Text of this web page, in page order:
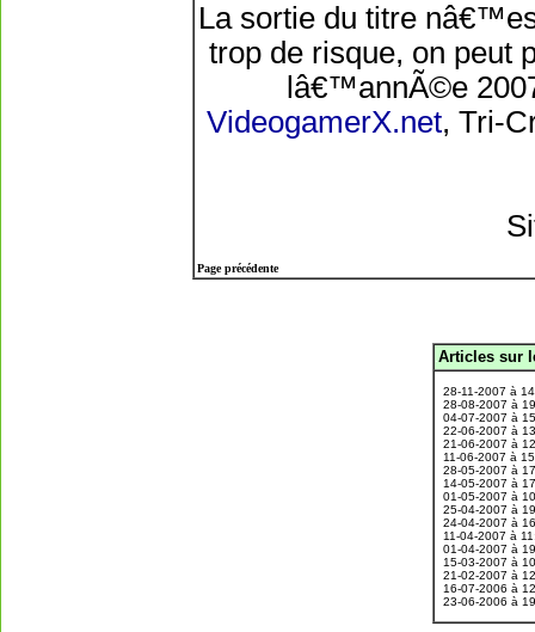
La sortie du titre
trop de risque, on peut
lâ€™annÃ©e
VideogamerX.net, Tri-
Page précédente
Articles sur
28-11-2007 à
28-08-2007 à
04-07-2007 à
22-06-2007 à
21-06-2007 à
11-06-2007 à
28-05-2007 à
14-05-2007 à
01-05-2007 à
25-04-2007 à
24-04-2007 à
11-04-2007 à
01-04-2007 à
15-03-2007 à
21-02-2007 à
16-07-2006 à
23-06-2006 à